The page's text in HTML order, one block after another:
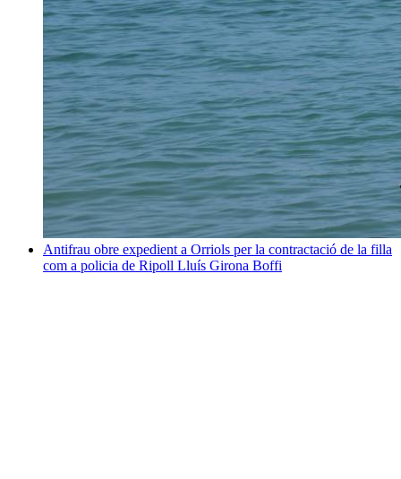
Antifrau obre expedient a Orriols per la contractació de la filla
com a policia de Ripoll Lluís Girona Boffi